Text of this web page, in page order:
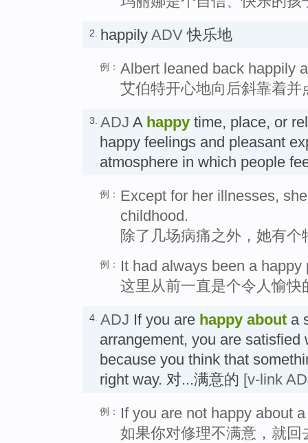
2. happily ADV 快乐地
例： Albert leaned back happily
艾伯特开心地向后斜靠着并
3. ADJ A happy time, place, or
happy feelings and pleasant
atmosphere in which people
例： Except for her illnesses,
childhood.
除了几场病痛之外，她有
例：
It had always been a happy
这里从前一直是个令人愉快
4. ADJ If you are happy about a
arrangement, you are satisfied
because you think that
right way. 对...满意的 [v-link
例：
If you are not happy about
如果你对修理不满意，就回